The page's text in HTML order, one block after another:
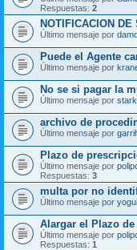
Respuestas: 2
NOTIFICACION
Último mensaje por
Puede el Agente
Último mensaje por
No se si pagar la
Último mensaje por
archivo de
Último mensaje por
Plazo de
Último mensaje por
Respuestas: 3
multa por no
Último mensaje por
Alargar el Plazo
Último mensaje por
Respuestas: 1